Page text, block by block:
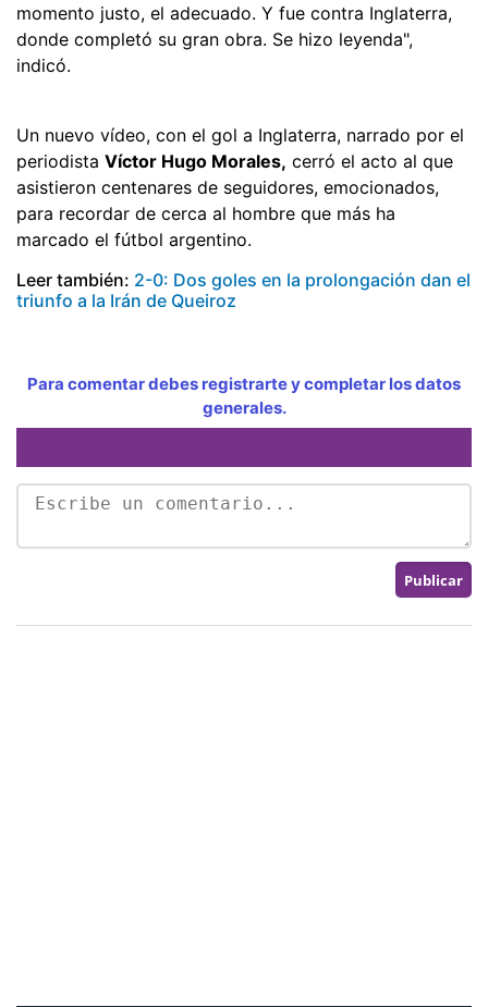
momento justo, el adecuado. Y fue contra Inglaterra,
donde completó su gran obra. Se hizo leyenda",
indicó.
Un nuevo vídeo, con el gol a Inglaterra, narrado por el
periodista Víctor Hugo Morales, cerró el acto al que
asistieron centenares de seguidores, emocionados,
para recordar de cerca al hombre que más ha
marcado el fútbol argentino.
Leer también: 2-0: Dos goles en la prolongación dan el
triunfo a la Irán de Queiroz
Para comentar debes registrarte y completar los datos
generales.